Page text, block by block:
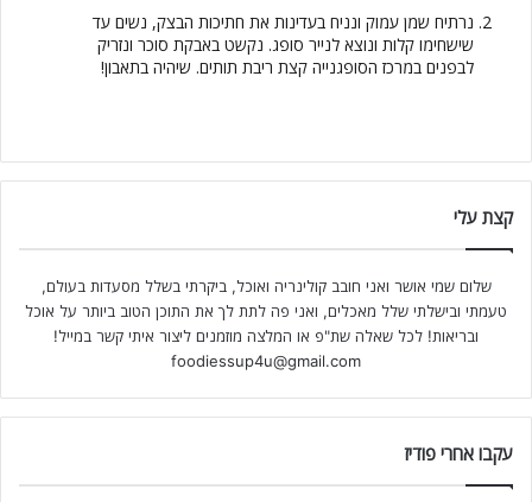
נרתיח שמן עמוק ונניח בעדינות את חתיכות הבצק, נשים עד
שישחימו קלות ונוצא לנייר סופג. נקשט באבקת סוכר ונזריק
לבפנים במרכז הסופגנייה קצת ריבת תותים. שיהיה בתאבון!
קצת עלי
שלום שמי אושר ואני חובב קולינריה ואוכל, ביקרתי בשלל מסעדות בעולם,
טעמתי ובישלתי שלל מאכלים, ואני פה לתת לך את התוכן הטוב ביותר על אוכל
ובריאות! לכל שאלה שת"פ או המלצה מוזמנים ליצור איתי קשר במייל!
foodiessup4u@gmail.com
עקבו אחרי פודיז